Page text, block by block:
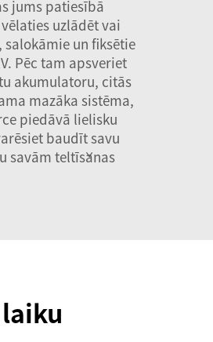
jums patiesībā
uzlādēt vai
un fiksētie
Pēc tam apsveriet
akumulatoru, citās
mazāka sistēma,
piedāvā lielisku
baudīt savu
savām teltīšanas